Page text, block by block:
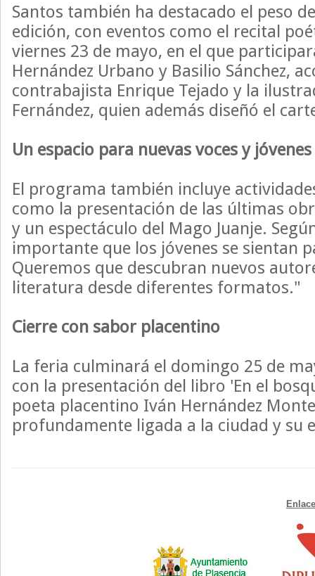
Santos también ha destacado el peso
edición, con eventos como el recital
viernes 23 de mayo, en el que
Hernández Urbano y Basilio Sánchez,
contrabajista Enrique Tejado y la
Fernández, quien además diseñó el
Un espacio para nuevas voces y
El programa también incluye
como la presentación de las últimas
y un espectáculo del Mago Juanje.
importante que los jóvenes se sientan
Queremos que descubran nuevos
literatura desde diferentes formatos."
Cierre con sabor placentino
La feria culminará el domingo 25 de
con la presentación del libro 'En el
poeta placentino Iván Hernández
profundamente ligada a la ciudad y su